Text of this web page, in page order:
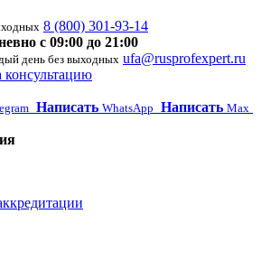
8 (800) 301-93-14
с 09:00 до 21:00
день без выходных ufa@rusprofexpert.ru
консультацию
Написать WhatsApp Написать Max